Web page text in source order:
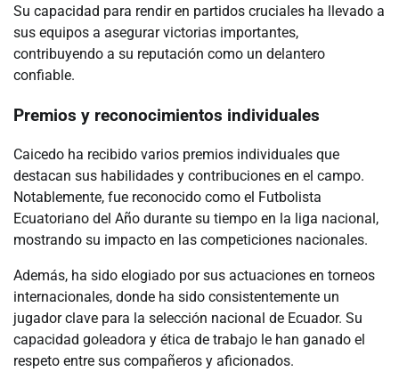
Su capacidad para rendir en partidos cruciales ha llevado a
sus equipos a asegurar victorias importantes,
contribuyendo a su reputación como un delantero
confiable.
Premios y reconocimientos individuales
Caicedo ha recibido varios premios individuales que
destacan sus habilidades y contribuciones en el campo.
Notablemente, fue reconocido como el Futbolista
Ecuatoriano del Año durante su tiempo en la liga nacional,
mostrando su impacto en las competiciones nacionales.
Además, ha sido elogiado por sus actuaciones en torneos
internacionales, donde ha sido consistentemente un
jugador clave para la selección nacional de Ecuador. Su
capacidad goleadora y ética de trabajo le han ganado el
respeto entre sus compañeros y aficionados.